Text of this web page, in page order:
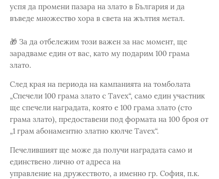
успя да промени пазара на злато в България и да
въведе множество хора в света на жълтия метал.
🎁 За да отбележим този важен за нас момент, ще
зарадваме един от вас, като му подарим 100 грама
злато.
След края на периода на кампанията на томболата
„Спечели 100 грама злато с Tavex“, само един участник
ще спечели наградата, която е 100 грама злато (сто
грама злато), предоставени под формата на 100 броя от
„1 грам абонаментно златно кюлче Tavex“.
Печелившият ще може да получи наградата само и
единствено лично от адреса на
управление на дружеството, а именно гр. София, п.к.